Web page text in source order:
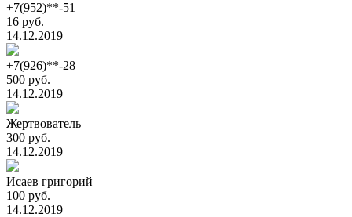
+7(952)**-51
16 руб.
14.12.2019
+7(926)**-28
500 руб.
14.12.2019
Жертвователь
300 руб.
14.12.2019
Исаев григорий
100 руб.
14.12.2019